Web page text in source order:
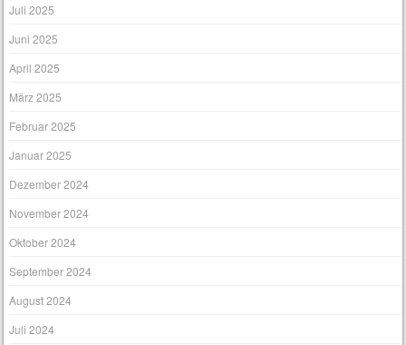
Juli 2025
Juni 2025
April 2025
März 2025
Februar 2025
Januar 2025
Dezember 2024
November 2024
Oktober 2024
September 2024
August 2024
Juli 2024